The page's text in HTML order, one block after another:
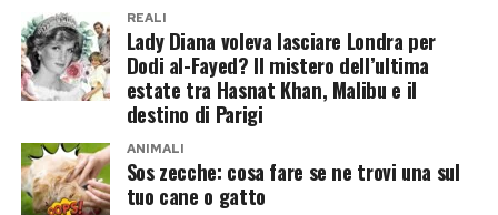
Al contrario, per molte coppie le vacanze
rappresentano un’opportunità preziosa per
ritrovare tempo da dedicarsi, condividere nuove
esperienze e rafforzare il legame. Più che la
stagione dei tradimenti, l’estate può diventare
REALI
Lady Diana voleva lasciare Londra per
Dodi al-Fayed? Il mistero dell’ultima
estate tra Hasnat Khan, Malibu e il
destino di Parigi
ANIMALI
Sos zecche: cosa fare se ne trovi una sul
tuo cane o gatto